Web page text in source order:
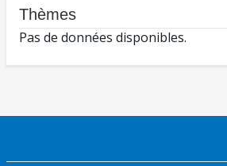
Thèmes
Pas de données disponibles.